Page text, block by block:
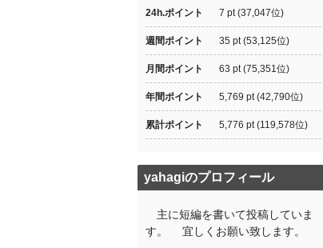
24h.ポイント 7 pt (37,047位)
週間ポイント 35 pt (53,125位)
月間ポイント 63 pt (75,351位)
年間ポイント 5,769 pt (42,790位)
累計ポイント 5,776 pt (119,578位)
yahagiのプロフィール
主に短編を書いて投稿していま
す。 宜しくお願い致します。